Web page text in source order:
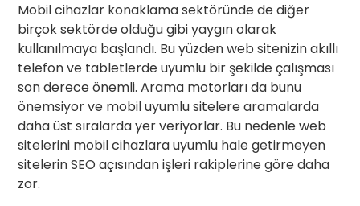
Mobil cihazlar konaklama sektöründe de diğer
birçok sektörde olduğu gibi yaygın olarak
kullanılmaya başlandı. Bu yüzden web sitenizin akıllı
telefon ve tabletlerde uyumlu bir şekilde çalışması
son derece önemli. Arama motorları da bunu
önemsiyor ve mobil uyumlu sitelere aramalarda
daha üst sıralarda yer veriyorlar. Bu nedenle web
sitelerini mobil cihazlara uyumlu hale getirmeyen
sitelerin SEO açısından işleri rakiplerine göre daha
zor.